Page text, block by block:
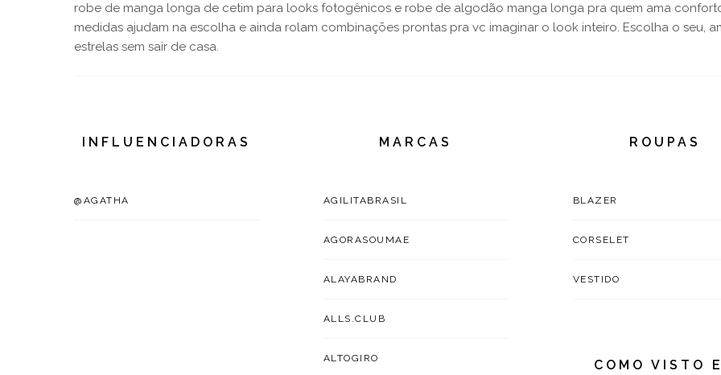
robe de manga longa de cetim para looks fotogênicos e robe de algodão manga longa pra quem ama
medidas ajudam na escolha e ainda rolam combinações prontas pra vc imaginar o look inteiro. Escolha o seu,
estrelas sem sair de casa.
INFLUENCIADORAS
@AGATHA
MARCAS
AGILITABRASIL
AGORASOUMAE
ALAYABRAND
ALLS.CLUB
ALTOGIRO
ROUPAS
BLAZER
CORSELET
VESTIDO
COMO VISTO